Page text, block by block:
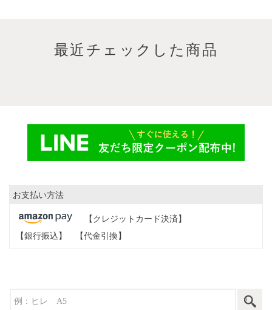
最近チェックした商品
お支払い方法
【クレジットカード決済】
【銀行振込】
【代金引換】